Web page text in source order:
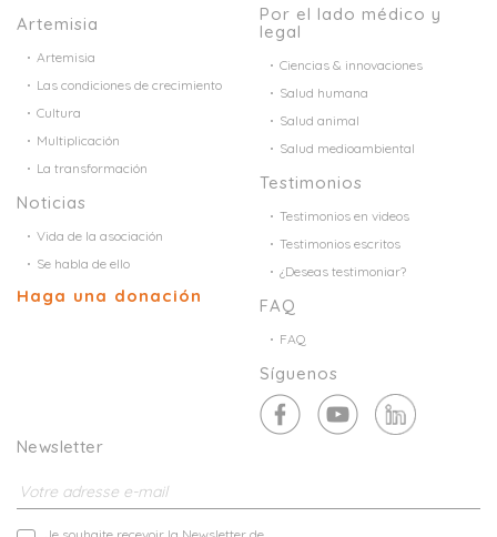
Artemisia
Artemisia
Las condiciones de crecimiento
Cultura
Multiplicación
La transformación
Noticias
Vida de la asociación
Se habla de ello
Haga una donación
Por el lado médico y
legal
Ciencias & innovaciones
Salud humana
Salud animal
Salud medioambiental
Testimonios
Testimonios en videos
Testimonios escritos
¿Deseas testimoniar?
FAQ
FAQ
Síguenos
Newsletter